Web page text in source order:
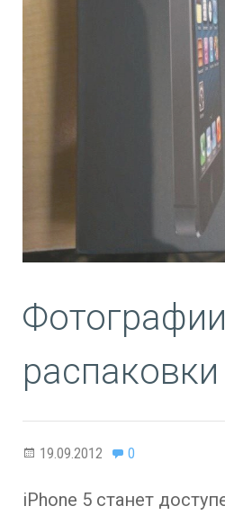
Фотографии
19.09.2012 0
iPhone 5 станет